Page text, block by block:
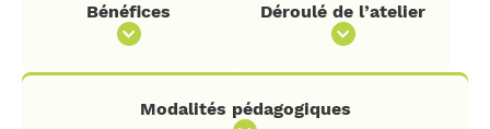
Bénéfices Déroulé de l’atelier
Modalités pédagogiques